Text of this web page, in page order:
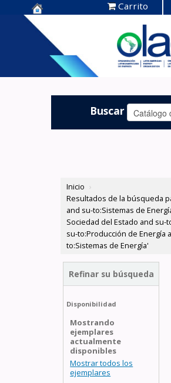
Centro de
Documentación
OLADE -
Carrito
Buscar
Inicio ›
Resultados de la búsqueda
and su-to:Sistemas de
Sociedad del Estado and su-
su-to:Producción de Energía
to:Sistemas de Energía'
Refinar su búsqueda
Disponibilidad
Mostrando
ejemplares
actualmente
disponibles
Mostrar todos los
ejemplares